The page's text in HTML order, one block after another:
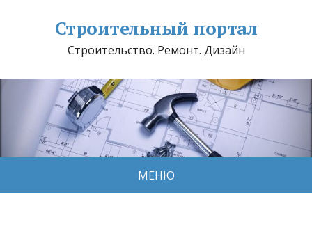
Строительный портал
Строительство. Ремонт. Дизайн
МЕНЮ